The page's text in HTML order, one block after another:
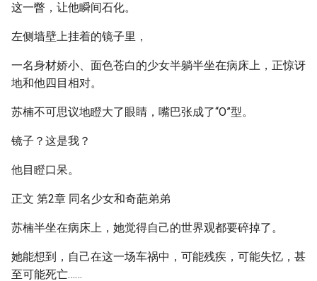
这一瞥，让他瞬间石化。
左侧墙壁上挂着的镜子里，
一名身材娇小、面色苍白的少女半躺半坐在病床上，正惊讶
地和他四目相对。
苏楠不可思议地瞪大了眼睛，嘴巴张成了“O”型。
镜子？这是我？
他目瞪口呆。
正文 第2章 同名少女和奇葩弟弟
苏楠半坐在病床上，她觉得自己的世界观都要碎掉了。
她能想到，自己在这一场车祸中，可能残疾，可能失忆，甚
至可能死亡……